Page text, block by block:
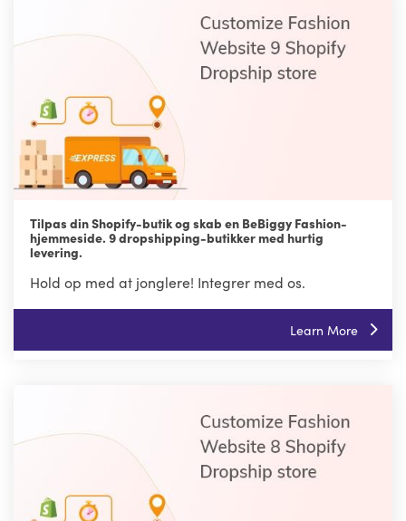
Tilpas din Shopify-butik og skab en BeBiggy Fashion-
hjemmeside. 9 dropshipping-butikker med hurtig
levering.
Hold op med at jonglere! Integrer med os.
Learn More